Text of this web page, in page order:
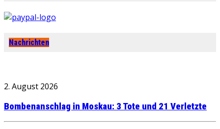
Nachrichten
2. August 2026
Bombenanschlag in Moskau: 3 Tote und 21 Verletzte